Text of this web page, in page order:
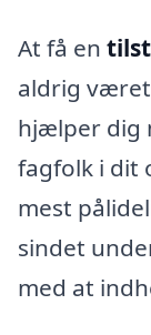
At få en
aldrig
hjælper dig
fagfolk i dit
mest
sindet
med at